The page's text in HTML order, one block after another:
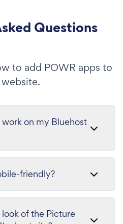
Questions
to add POWR apps to
on my Bluehost
friendly?
of the Picture